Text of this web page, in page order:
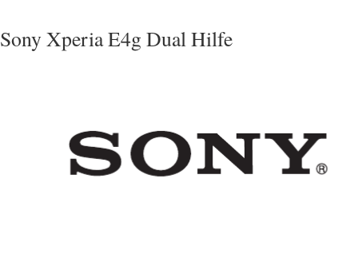
Sony Xperia E4g Dual Hilfe